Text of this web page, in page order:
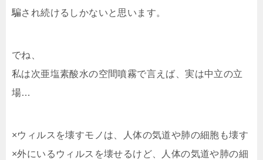
騙され続けるしかないと思います。
でね、
私は次亜塩素酸水の空間噴霧で言えば、実は中立の立
場…
×ウィルスを壊すモノは、人体の気道や肺の細胞も壊す
×外にいるウィルスを壊せるけど、人体の気道や肺の細